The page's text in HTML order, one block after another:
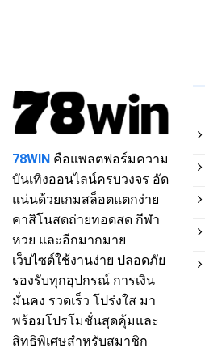
78WIN คือแพลตฟอร์มความ
บันเทิงออนไลน์ครบวงจร อัด
แน่นด้วยเกมสล็อตแตกง่าย
คาสิโนสดถ่ายทอดสด กีฬา
หวย และอีกมากมาย
เว็บไซต์ใช้งานง่าย ปลอดภัย
รองรับทุกอุปกรณ์ การเงิน
มั่นคง รวดเร็ว โปร่งใส มา
พร้อมโปรโมชั่นสุดคุ้มและ
สิทธิพิเศษสำหรับสมาชิก